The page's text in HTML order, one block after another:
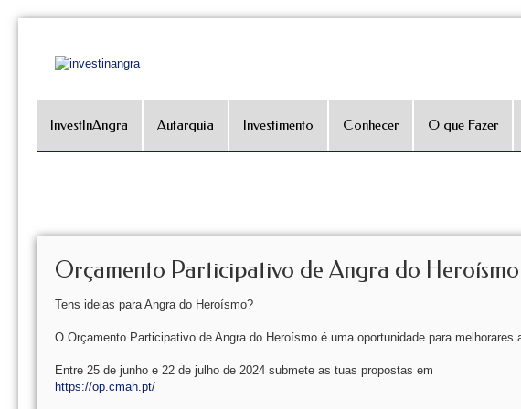
InvestInAngra Autarquia Investimento Conhecer O que Fazer
Orçamento Participativo de Angra do
Tens ideias para Angra do Heroísmo?
O Orçamento Participativo de Angra do Heroísmo é uma oportunidade para melhorares
Entre 25 de junho e 22 de julho de 2024 submete as tuas propostas em
https://op.cmah.pt/